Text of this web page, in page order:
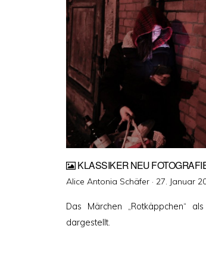
KLASSIKER NEU
Alice Antonia Schäfer · Veröffentlicht
27. Januar
Das Märchen „Rotkäppchen“
dargestellt.